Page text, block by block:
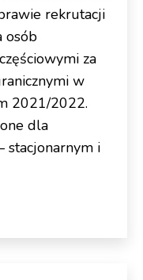
rekrutacji
osób
za
w
2021/2022.
dla
stacjonarnym i